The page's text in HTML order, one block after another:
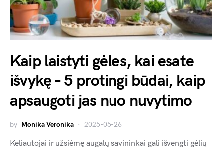
Kaip laistyti gėles, kai esate
išvykę – 5 protingi būdai, kaip
apsaugoti jas nuo nuvytimo
by Monika Veronika 2025-05-26
Keliautojai ir užsiėmę augalų savininkai gali išvengti gėlių